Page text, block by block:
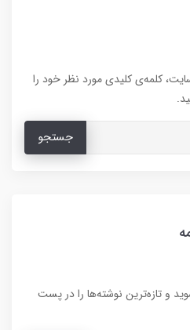
کلمه‌ی کلیدی مورد نظر خود را
جستجو
و تازه‌ترین نوشته‌ها را در پست